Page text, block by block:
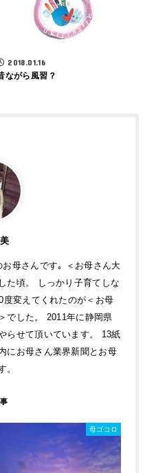
2018.01.16
ながら風習？
母さんです｡ ＜お母さん大
た頃。 しっかり子育てしな
度変えてくれたのが＜お母
でした。 2011年に静岡県
らせて頂いています。 13紙
にお母さん業界新聞とお母
。
母ゴコロ